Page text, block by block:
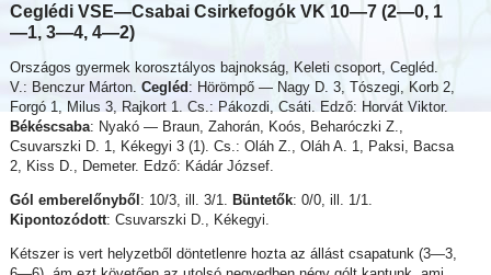
Ceglédi VSE—Csabai Csirkefogók VK 10—7 (2—0, 1
—1, 3—4, 4—2)
Országos gyermek korosztályos bajnokság, Keleti csoport, Cegléd.
V.: Benczur Márton. Cegléd : Hörömpő — Nagy D. 3, Tószegi, Korb 2,
Forgó 1, Milus 3, Rajkort 1. Cs.: Pákozdi, Csáti. Edző: Horvát Viktor.
Békéscsaba: Nyakó — Braun, Zahorán, Koós, Beharóczki Z.,
Csuvarszki D. 1, Kékegyi 3 (1). Cs.: Oláh Z., Oláh A. 1, Paksi, Bacsa
2, Kiss D., Demeter. Edző: Kádár József.
Gól emberelőnyből : 10/3, ill. 3/1. Büntetők: 0/0, ill. 1/1.
Kipontozódott: Csuvarszki D., Kékegyi.
Kétszer is vert helyzetből döntetlenre hozta az állást csapatunk (3—3,